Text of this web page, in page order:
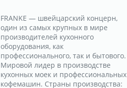
FRANKE — швейцарский концерн,
один из самых крупных в мире
производителей кухонного
оборудования, как
профессионального, так и бытового.
Мировой лидер в производстве
кухонных моек и профессиональных
кофемашин. Страны производства: